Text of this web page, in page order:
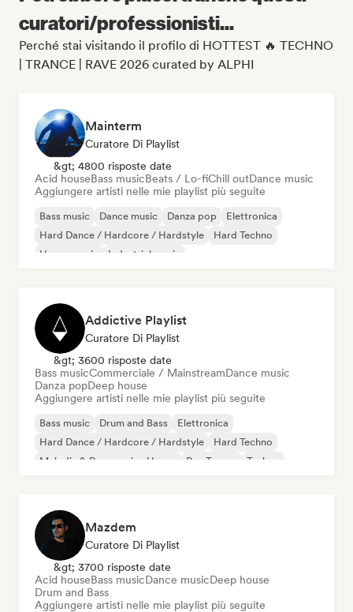
curatori/professionisti...
Perché stai visitando il profilo di HOTTEST 🔥 TECHNO
| TRANCE | RAVE 2026 curated by ALPHI
Mainterm
Curatore Di Playlist
&gt; 4800 risposte date
Acid houseBass musicBeats / Lo-fiChill outDance music
Aggiungere artisti nelle mie playlist più seguite
Bass music Dance music Danza pop
Elettronica
Hard Dance / Hardcore / Hardstyle
Hard Techno
House music
Industrial music
Addictive Playlist
Curatore Di Playlist
&gt; 3600 risposte date
Bass musicCommerciale / MainstreamDance music
Danza popDeep house
Aggiungere artisti nelle mie playlist più seguite
Bass music Drum and Bass
Elettronica
Hard Dance / Hardcore / Hardstyle
Hard Techno
Melodic & Progressive House
Psy-Trance Techno
Mazdem
Curatore Di Playlist
&gt; 3700 risposte date
Acid houseBass musicDance musicDeep house
Drum and Bass
Aggiungere artisti nelle mie playlist più seguite